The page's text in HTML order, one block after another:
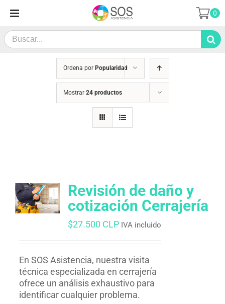
contenido
Search
for:
0
Ordena por Popularidad
Mostrar 24 productos
Revisión de daño y
cotización Cerrajería
$27.500 CLP IVA incluido
En SOS Asistencia, nuestra visita
técnica especializada en cerrajería
ofrece un análisis exhaustivo para
identificar cualquier problema.